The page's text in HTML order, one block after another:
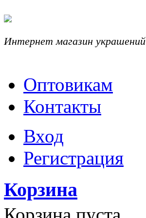
Интернет магазин украшений
Оптовикам
Контакты
Вход
Регистрация
Корзина